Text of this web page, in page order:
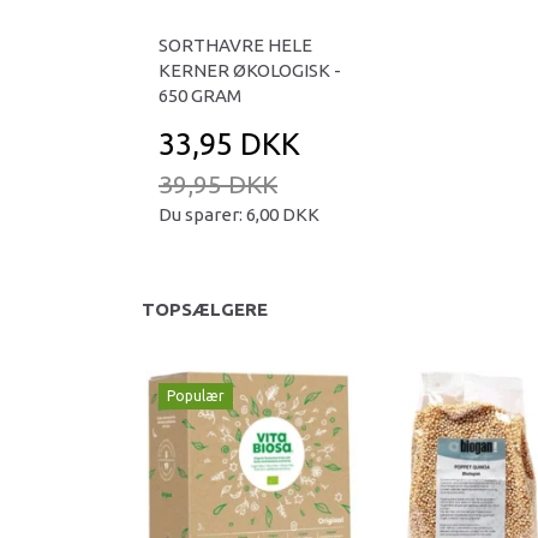
SORTHAVRE HELE
KERNER ØKOLOGISK -
650 GRAM
33,95 DKK
39,95 DKK
Du sparer: 6,00 DKK
TOPSÆLGERE
Populær